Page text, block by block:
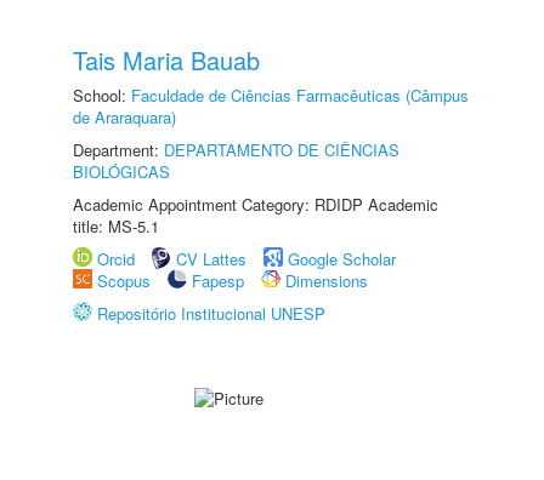
Tais Maria Bauab
School: Faculdade de Ciências Farmacêuticas (Câmpus
de Araraquara)
Department: DEPARTAMENTO DE CIÊNCIAS
BIOLÓGICAS
Academic Appointment Category: RDIDP Academic
title: MS-5.1
Orcid
CV Lattes
Google Scholar
Scopus
Fapesp
Dimensions
Repositório Institucional UNESP